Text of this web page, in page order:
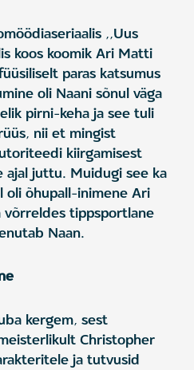
,,Uus
koos koomik Ari Matti
paras katsumus
oli Naani sõnul väga
pirni-keha ja see tuli
nii et mingist
kiirgamisest
juttu. Muidugi see ka
oli õhupall-inimene Ari
tippsportlane
Naan.
kergem, sest
Christopher
ja tutvusid